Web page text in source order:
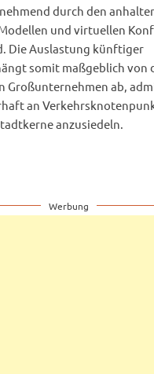
durch den
und virtuellen
Die Auslastung künftiger
somit maßgeblich von
Großunternehmen ab,
an
anzusiedeln.
Werbung